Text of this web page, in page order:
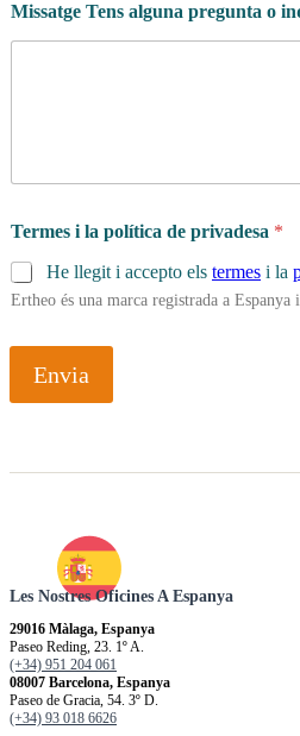
Missatge Tens alguna pregunta o
Termes i la política de privadesa *
He llegit i accepto els termes i la
Ertheo és una marca registrada a
Envia
Les Nostres Oficines A Espanya
29016 Màlaga, Espanya
Paseo Reding, 23. 1º A.
(+34) 951 204 061
08007 Barcelona, Espanya
Paseo de Gracia, 54. 3º D.
(+34) 93 018 6626